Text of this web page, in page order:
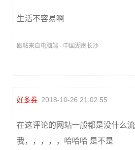
生活不容易啊
跟帖来自电脑端 · 中国湖南长沙
好多券 2018-10-26 21:02:55
在这评论的网站一般都是没什么
我，，，，，哈哈哈 是不是